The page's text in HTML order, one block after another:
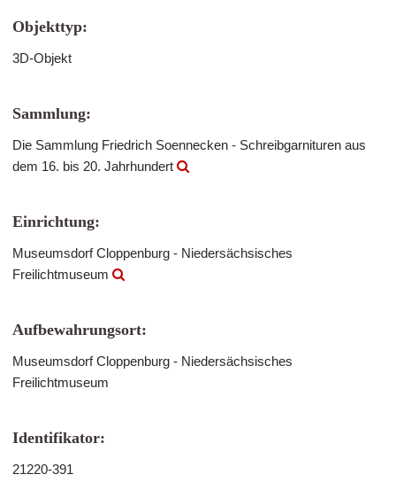
Objekttyp:
3D-Objekt
Sammlung:
Die Sammlung Friedrich Soennecken - Schreibgarnituren aus
dem 16. bis 20. Jahrhundert
Einrichtung:
Museumsdorf Cloppenburg - Niedersächsisches
Freilichtmuseum
Aufbewahrungsort:
Museumsdorf Cloppenburg - Niedersächsisches
Freilichtmuseum
Identifikator:
21220-391